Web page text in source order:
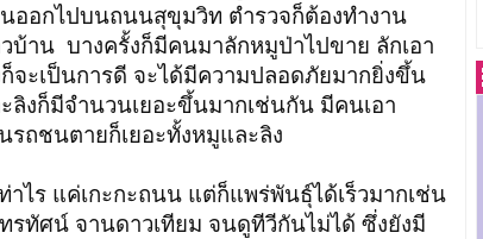
ออกไปบนถนนสุขุมวิท ตำรวจก็ต้องทำงาน
บ้าน บางครั้งก็มีคนมาลักหมูป่าไปขาย ลักเอา
จะเป็นการดี จะได้มีความปลอดภัยมากยิ่งขึ้น
ลิงก็มีจำนวนเยอะขึ้นมากเช่นกัน มีคนเอา
รถชนตายก็เยอะทั้งหมูและลิง
แค่เกะกะถนน แต่ก็แพร่พันธุ์ได้เร็วมากเช่น
ทัศน์ จานดาวเทียม จนดูทีวีกันไม่ได้ ซึ่งยังมี